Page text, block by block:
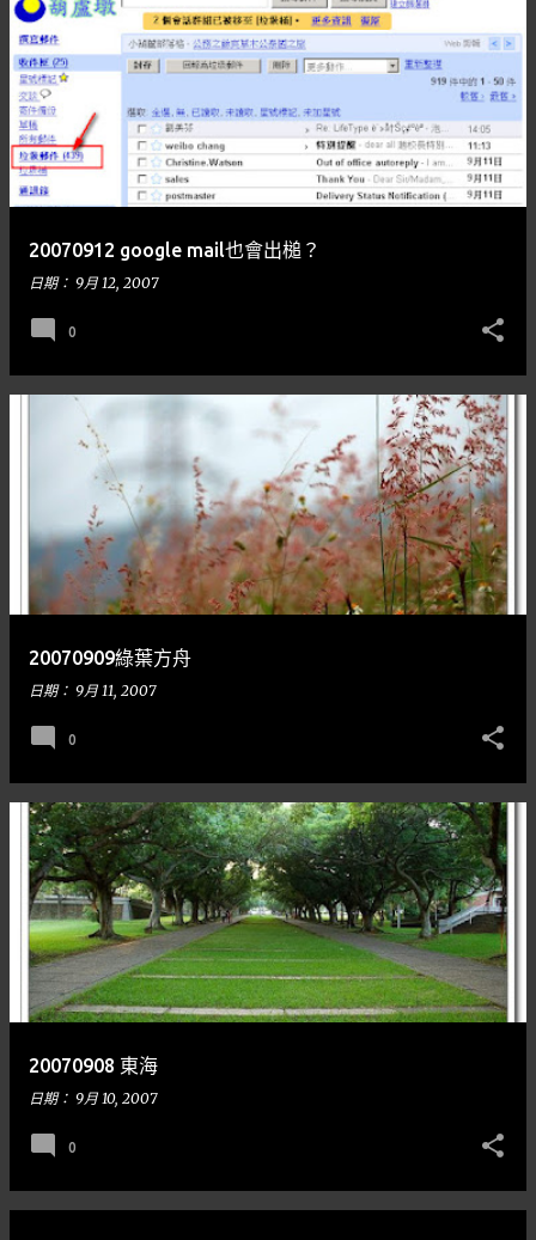
20070912 google mail也會出槌？
日期： 9月 12, 2007
0
20070909綠葉方舟
日期： 9月 11, 2007
0
20070908 東海
日期： 9月 10, 2007
0